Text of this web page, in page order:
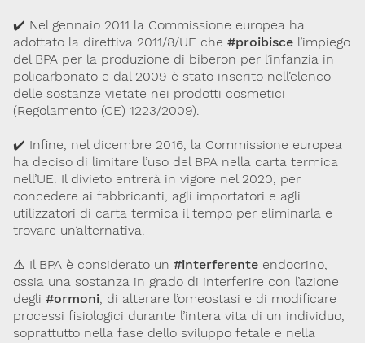
✔️ Nel gennaio 2011 la Commissione europea ha
adottato la direttiva 2011/8/UE che #proibisce l’impiego
del BPA per la produzione di biberon per l’infanzia in
policarbonato e dal 2009 è stato inserito nell’elenco
delle sostanze vietate nei prodotti cosmetici
(Regolamento (CE) 1223/2009).
✔️ Infine, nel dicembre 2016, la Commissione europea
ha deciso di limitare l’uso del BPA nella carta termica
nell’UE. Il divieto entrerà in vigore nel 2020, per
concedere ai fabbricanti, agli importatori e agli
utilizzatori di carta termica il tempo per eliminarla e
trovare un’alternativa.
⚠️ Il BPA è considerato un #interferente endocrino,
ossia una sostanza in grado di interferire con l’azione
degli #ormoni, di alterare l’omeostasi e di modificare
processi fisiologici durante l’intera vita di un individuo,
soprattutto nella fase dello sviluppo fetale e nella